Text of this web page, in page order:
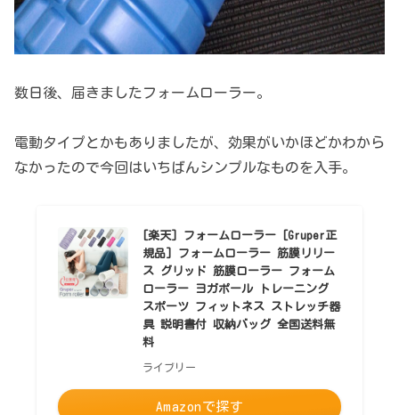
数日後、届きましたフォームローラー。
電動タイプとかもありましたが、効果がいかほどかわから
なかったので今回はいちばんシンプルなものを入手。
[楽天] フォームローラー [Gruper正
規品] フォームローラー 筋膜リリー
ス グリッド 筋膜ローラー フォーム
ローラー ヨガポール トレーニング
スポーツ フィットネス ストレッチ器
具 説明書付 収納バッグ 全国送料無
料
ライブリー
Amazonで探す